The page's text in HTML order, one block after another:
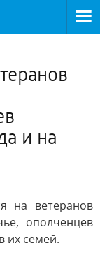
и на
на ветеранов
ополченцев
их семей.